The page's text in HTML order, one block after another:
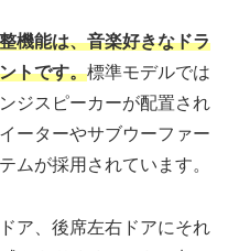
機能は、音楽好きなドラ
トです。標準モデルでは
ジスピーカーが配置され
ーターやサブウーファー
ムが採用されています。
ア、後席左右ドアにそれ